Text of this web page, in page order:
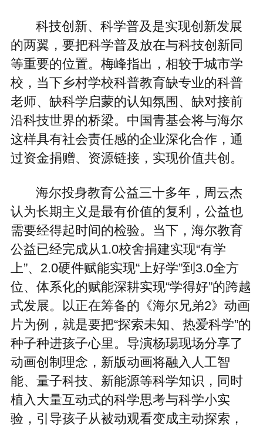
科技创新、科学普及是实现创新发展
的两翼，要把科学普及放在与科技创新同
等重要的位置。梅峰指出，相较于城市学
校，当下乡村学校科普教育缺专业的科普
老师、缺科学启蒙的认知氛围、缺对接前
沿科技世界的桥梁。中国青基会将与海尔
这样具有社会责任感的企业深化合作，通
过资金捐赠、资源链接，实现价值共创。
海尔投身教育公益三十多年，周云杰
认为长期主义是最有价值的复利，公益也
需要经得起时间的检验。当下，海尔教育
公益已经完成从1.0校舍捐建实现“有学
上”、2.0硬件赋能实现“上好学”到3.0全方
位、体系化的赋能深耕实现“学得好”的跨越
式发展。以正在筹备的《海尔兄弟2》动画
片为例，就是要把“探索未知、热爱科学”的
种子种进孩子心里。导演杨瑒现场分享了
动画创制理念，新版动画将融入人工智
能、量子科技、新能源等科学知识，同时
植入大量互动式的科学思考与科学小实
验，引导孩子从被动观看变成主动探索，